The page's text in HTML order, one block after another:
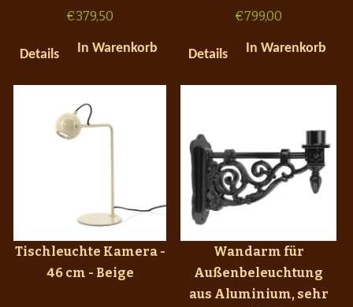
€379,50
Details In Warenkorb
€799,00
Details In Warenkorb
Tischleuchte Kamera -
46 cm - Beige
Wandarm für
Außenbeleuchtung
aus Aluminium, sehr